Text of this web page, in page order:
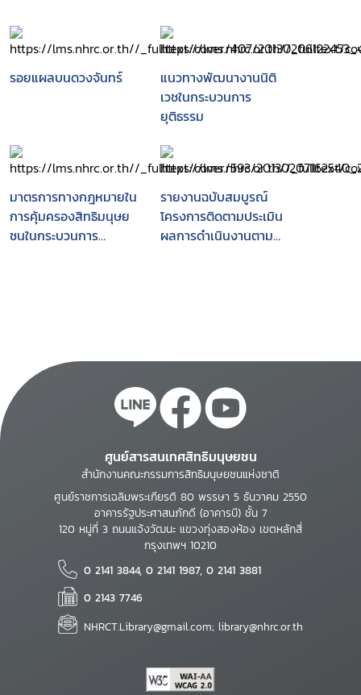
รอยแผลบนดวงจันทร์
แนวทางพัฒนางานนิติ
เวชในกระบวนการ
ยุติธรรม
มาตรการทางกฎหมายใน
การคุ้มครองสิทธิมนุษย
ชนในกระบวนการ
รายงานฉบับสมบูรณ์
โครงการติดตามประเมิน
ผลการดำเนินงานตาม
ศูนย์สารสนเทศสิทธิมนุษยชน
สำนักงานคณะกรรมการสิทธิมนุษยชนแห่งชาติ
ศูนย์ราชการเฉลิมพระเกียรติ 80 พรรษา 5 ธันวาคม 2550
อาคารรัฐประศาสนภักดี (อาคารบี) ชั้น 7
120 หมู่ที่ 3 ถนนแจ้งวัฒนะ แขวงทุ่งสองห้อง เขตหลักสี่
กรุงเทพฯ 10210
0 2141 3844, 0 2141 1987, 0 2141 3881
0 2143 7746
NHRCT.Library@gmail.com; library@nhrc.or.th